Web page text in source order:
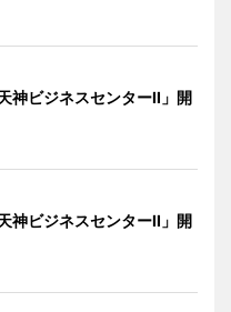
神ビジネスセンターII」開
神ビジネスセンターII」開